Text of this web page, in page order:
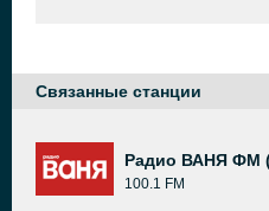
Связанные станции
Радио ВАНЯ ФМ
100.1 FM